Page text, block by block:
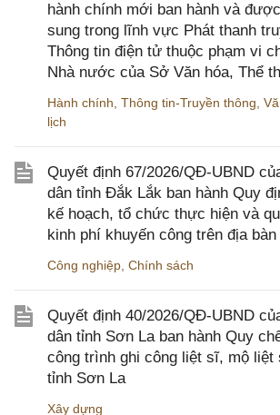
hành chính mới ban hành và
sung trong lĩnh vực Phát thanh
Thông tin điện tử thuộc phạm vi
Nhà nước của Sở Văn hóa, Thể
Hành chính Thông tin-Truyền thông
lịch
Quyết định 67/2026/QĐ-UBND
dân tỉnh Đắk Lắk ban hành Quy
kế hoạch, tổ chức thực hiện và
kinh phí khuyến công trên địa
Công nghiệp Chính sách
Quyết định 40/2026/QĐ-UBND
dân tỉnh Sơn La ban hành Quy
công trình ghi công liệt sĩ, mộ liệt
tỉnh Sơn La
Xây dựng